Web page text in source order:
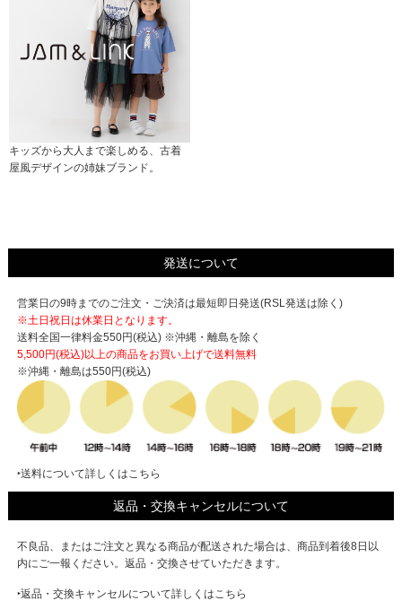
キッズから大人まで楽しめる、古着
屋風デザインの姉妹ブランド。
発送について
営業日の9時までのご注文・ご決済は最短即日発送(RSL発送は除く)
※土日祝日は休業日となります。
送料全国一律料金550円(税込) ※沖縄・離島を除く
5,500円(税込)以上の商品をお買い上げで送料無料
※沖縄・離島は550円(税込)
‣送料について詳しくはこちら
返品・交換キャンセルについて
不良品、またはご注文と異なる商品が配送された場合は、商品到着後8日以
内にご一報ください。返品・交換させていただきます。
‣返品・交換キャンセルについて詳しくはこちら